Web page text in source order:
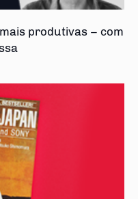
produtivas – com